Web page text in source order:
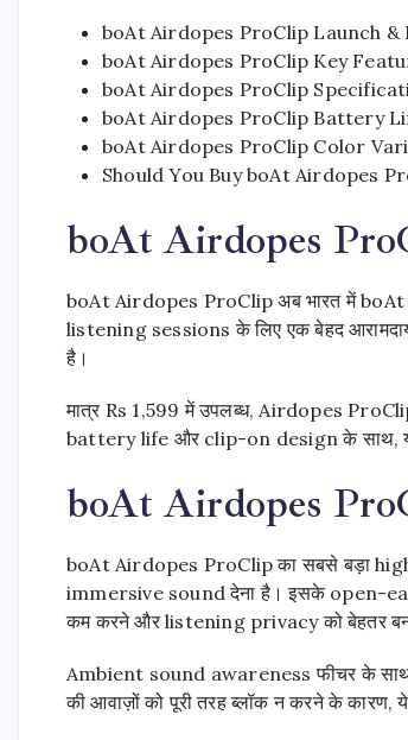
boAt Airdopes ProClip Launch &
boAt Airdopes ProClip Key
boAt Airdopes ProClip
boAt Airdopes ProClip Battery
boAt Airdopes ProClip Color
Should You Buy boAt Airdopes
boAt Airdopes
boAt Airdopes ProClip अब भारत में boAt
listening sessions के लिए एक बेहद
है।
मात्र Rs 1,599 में उपलब्ध, Airdopes
battery life और clip-on design के साथ,
boAt Airdopes
boAt Airdopes ProClip का सबसे बड़ा
immersive sound देना है। इसके open-
कम करने और listening privacy को बेहतर
Ambient sound awareness फीचर के
की आवाज़ों को पूरी तरह ब्लॉक न करने के